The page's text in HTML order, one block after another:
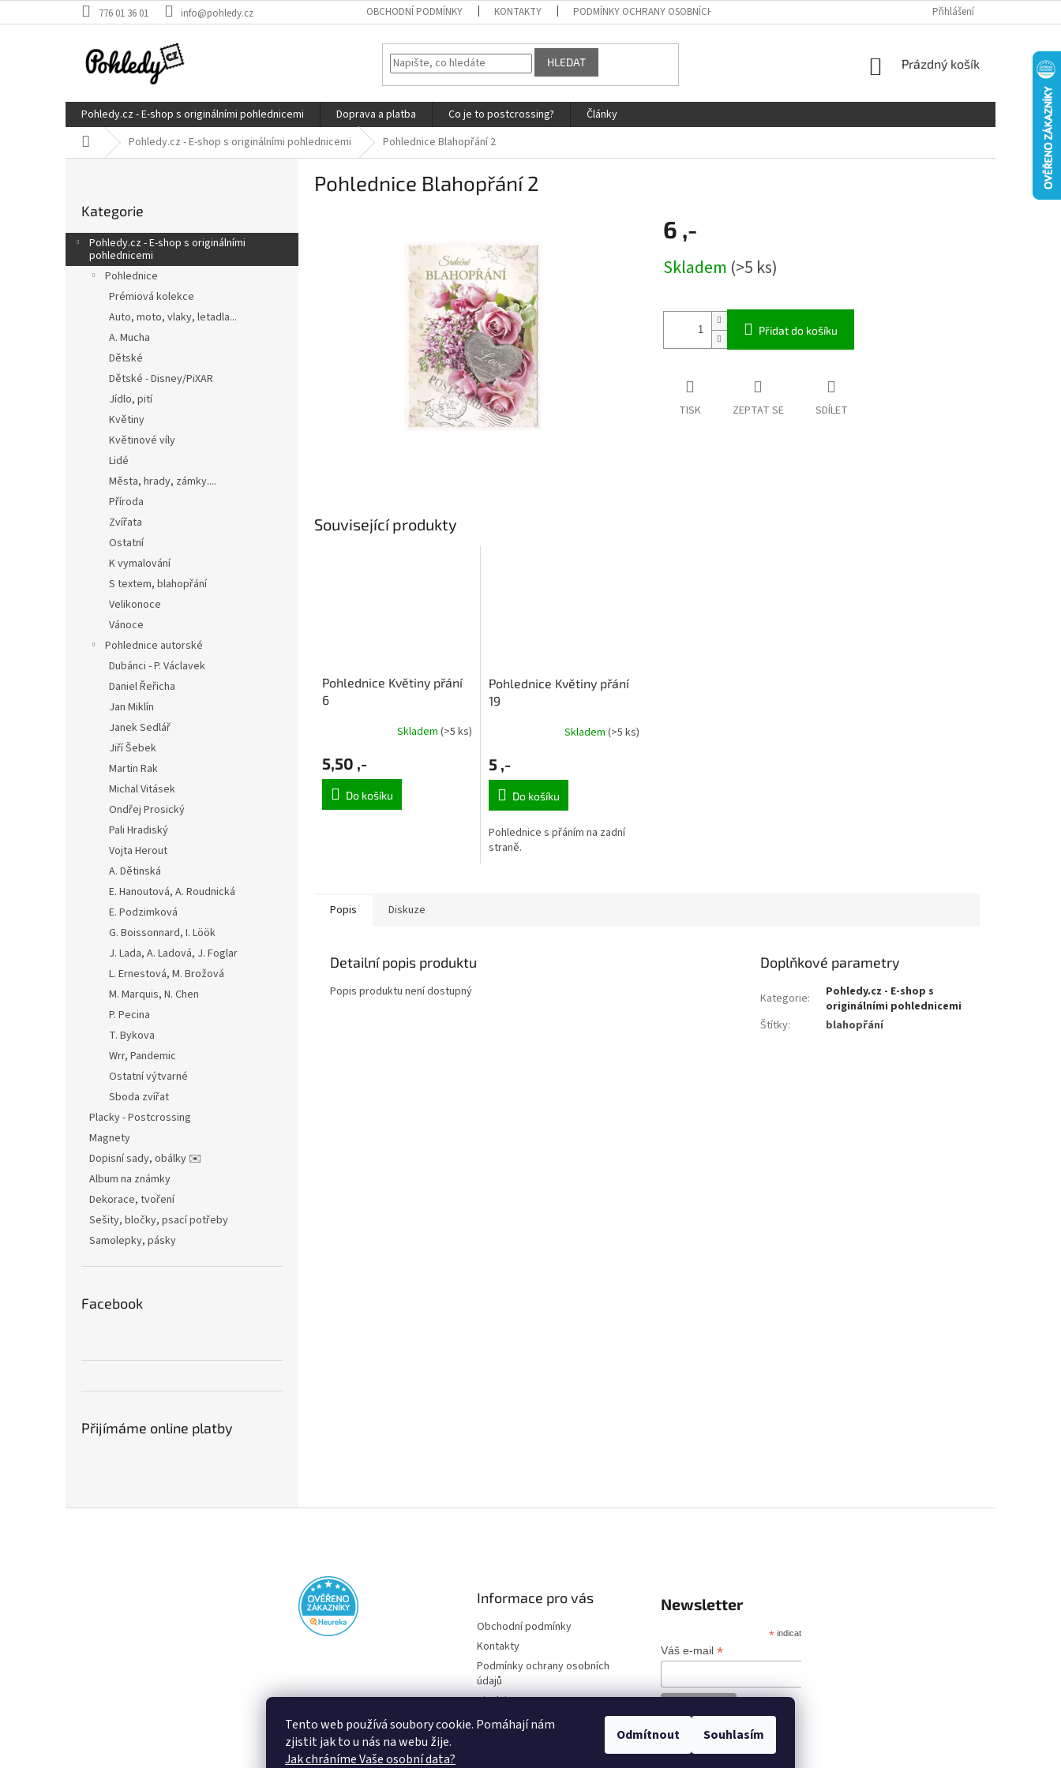
Tento web používá soubory cookie. Pomáhají nám
zjistit jak to u nás na webu žije.
Jak chráníme Vaše osobní data?
Odmítnout Souhlasím
na
776 01 36 01 info@pohledy.cz OBCHODNÍ PODMÍNKY KONTAKTY PODMÍNKY OCHRANY OSOBNÍCH ÚDAJŮ Přihlášení
HLEDAT
NÁKUPNÍ
Prázdný košík
Pohledy.cz - E-shop s originálními pohlednicemi Doprava a platba Co je to postcrossing?
Články
Domů Pohledy.cz - E-shop s originálními pohlednicemi Pohlednice Blahopřání 2
r
n
kategorie
Kategorie
Pohledy.cz - E-shop s originálními
pohlednicemi
Pohlednice
Prémiová kolekce
Auto, moto, vlaky, letadla...
A. Mucha
Dětské
Dětské - Disney/PiXAR
Jídlo, pití
Květiny
Květinové víly
Lidé
Města, hrady, zámky....
Příroda
Zvířata
Ostatní
K vymalování
S textem, blahopřání
Velikonoce
Vánoce
Pohlednice autorské
Dubánci - P. Václavek
Daniel Řeřicha
Jan Miklín
Janek Sedlář
Jiří Šebek
Martin Rak
Michal Vitásek
Ondřej Prosický
Pali Hradiský
Vojta Herout
A. Dětinská
E. Hanoutová, A. Roudnická
E. Podzimková
G. Boissonnard, I. Löök
J. Lada, A. Ladová, J. Foglar
L. Ernestová, M. Brožová
M. Marquis, N. Chen
P. Pecina
T. Bykova
Wrr, Pandemic
Ostatní výtvarné
Sboda zvířat
Placky - Postcrossing
Magnety
Dopisní sady, obálky ✉️
Album na známky
Dekorace, tvoření
Sešity, bločky, psací potřeby
Samolepky, pásky
Facebook
Přijímáme online platby
Pohlednice Blahopřání 2
6 ,-
cena:
Skladem (>5 ks)
Přidat do košíku
TISK ZEPTAT SE SDÍLET
Související produkty
Pohlednice Květiny přání
6
Skladem (>5 ks)
5,50 ,-
Do košíku
Pohlednice Květiny přání
19
Skladem (>5 ks)
5 ,-
Do košíku
Pohlednice s přáním na zadní
straně.
Popis Diskuze
Detailní popis produktu
Popis produktu není dostupný
Doplňkové parametry
Kategorie:
Pohledy.cz - E-shop s
originálními pohlednicemi
Štítky: blahopřání
Informace pro vás
Obchodní podmínky
Kontakty
Podmínky ochrany osobních
údajů
Disclaimer
Newsletter
*indicates required
Váš e-mail *